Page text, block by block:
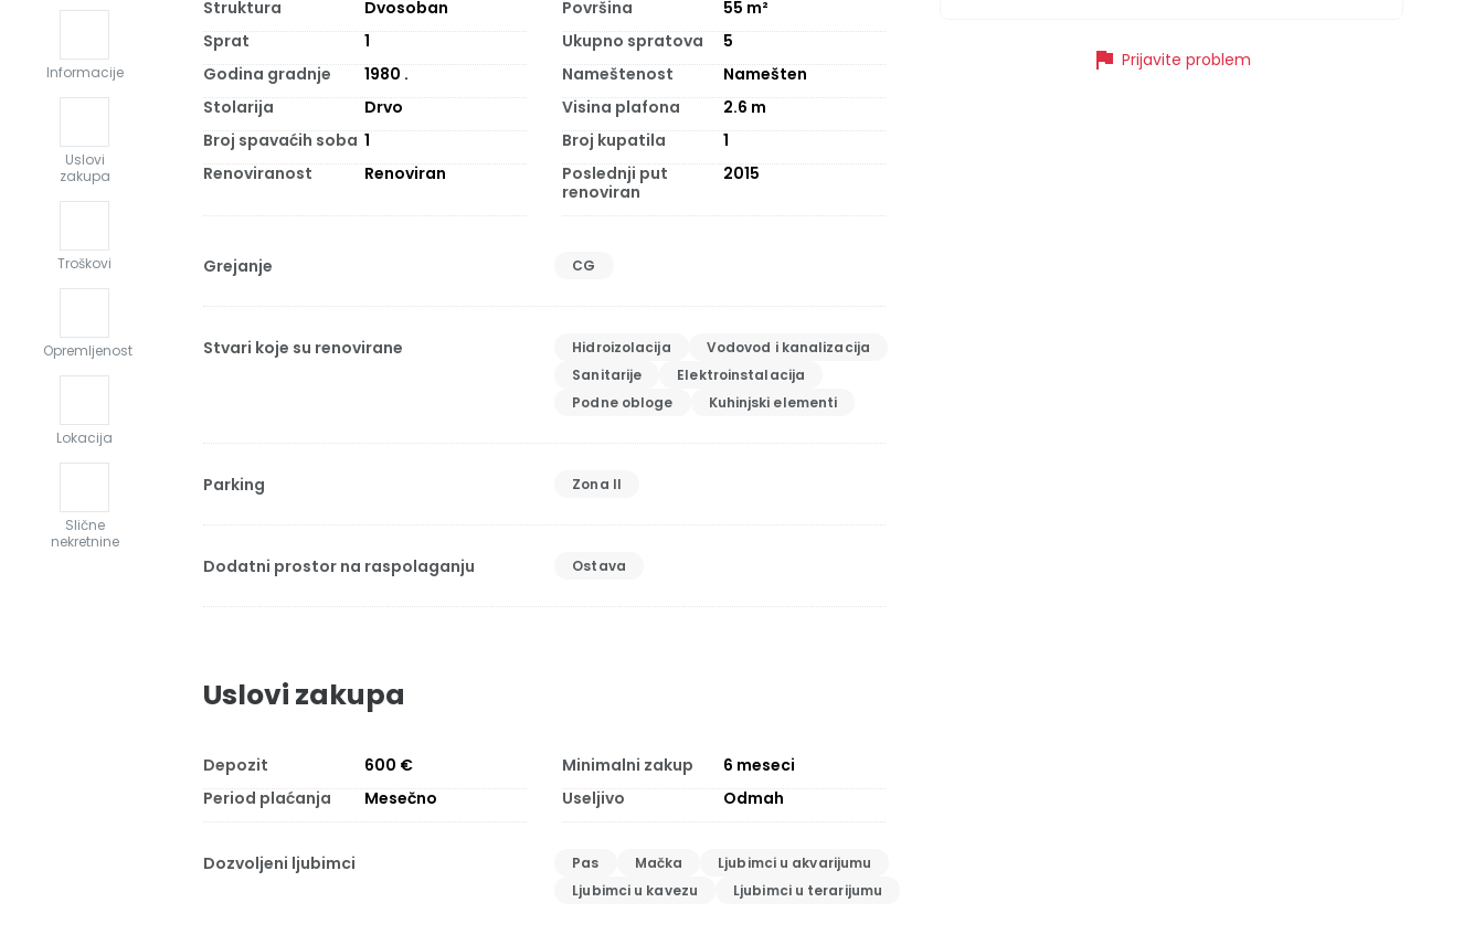
Informacije
Uslovi
zakupa
Troškovi
Opremljenost
Lokacija
Slične
nekretnine
Struktura Dvosoban Površina 55 m²
Sprat
1 Ukupno spratova
5
Godina gradnje
1980 . Nameštenost
Namešten
Stolarija
Drvo Visina plafona 2.6 m
Broj spavaćih soba 1 Broj kupatila
1
Renoviranost
Renoviran
Poslednji put
renoviran
2015
Grejanje CG
Stvari koje su renovirane Hidroizolacija
Vodovod i kanalizacija
Sanitarije
Elektroinstalacija
Podne obloge
Kuhinjski elementi
Parking Zona II
Dodatni prostor na raspolaganju Ostava
Uslovi zakupa
Depozit 600 € Minimalni zakup 6 meseci
Period plaćanja
Mesečno Useljivo Odmah
Dozvoljeni ljubimci Pas Mačka
Ljubimci u akvarijumu
Ljubimci u kavezu
Ljubimci u terarijumu
flag Prijavite problem